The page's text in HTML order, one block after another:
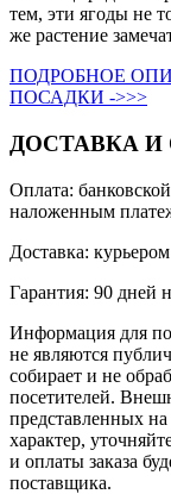
тем, эти ягоды не
же растение
ПОДРОБНОЕ
ПОСАДКИ ->>>
ДОСТАВКА И
Оплата:
наложенным
Доставка:
Гарантия: 90 дней
Информация для
не являются
собирает и не
посетителей.
представленных
характер,
и оплаты заказа
поставщика.